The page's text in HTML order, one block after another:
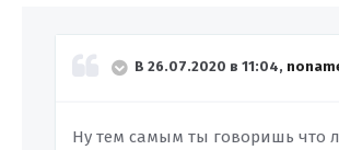
В 26.07.2020 в 11:04,
Ну тем самым ты говоришь что